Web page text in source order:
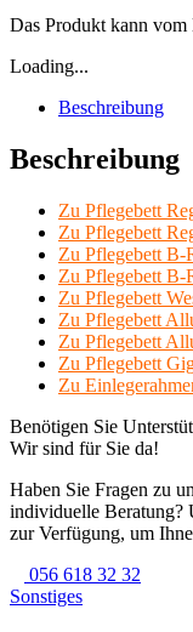
Das Produkt kann
Loading...
Beschreibung
Beschreibung
Zu Pflegebett
Zu Pflegebett
Zu Pflegebett
Zu Pflegebett B-
Zu Pflegebett
Zu Pflegebett
Zu Pflegebett
Zu Pflegebett
Zu
Benötigen Sie
Wir sind für Sie da!
Haben Sie Fragen zu
individuelle Beratung?
zur Verfügung, um
056 618 32 32
Sonstiges